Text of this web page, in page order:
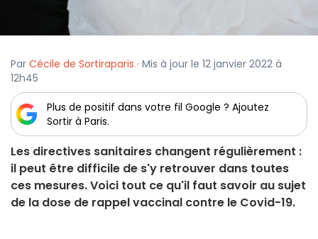
Par Cécile de Sortiraparis · Mis à jour le 12 janvier 2022 à
12h45
Plus de positif dans votre fil Google ? Ajoutez
Sortir à Paris.
Les directives sanitaires changent régulièrement :
il peut être difficile de s'y retrouver dans toutes
ces mesures. Voici tout ce qu'il faut savoir au sujet
de la dose de rappel vaccinal contre le Covid-19.